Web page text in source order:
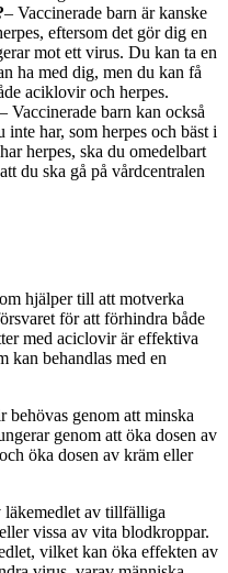
– Vaccinerade barn är kanske
eftersom det gör dig en
mot ett virus. Du kan ta en
ha med dig, men du kan få
aciklovir och herpes.
– Vaccinerade barn kan också
inte har, som herpes och bäst i
herpes, ska du omedelbart
du ska gå på vårdcentralen
hjälper till att motverka
för att förhindra både
med aciclovir är effektiva
kan behandlas med en
genom att minska
genom att öka dosen av
öka dosen av kräm eller
läkemedlet av tillfälliga
vissa av vita blodkroppar.
vilket kan öka effekten av